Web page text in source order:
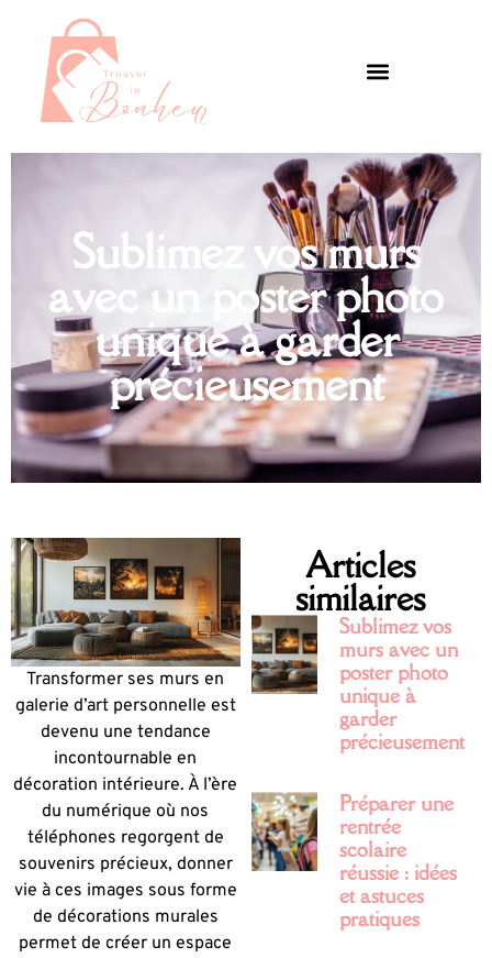
Sublimez vos murs
avec un poster photo
unique à garder
précieusement
Transformer ses murs en
galerie d’art personnelle est
devenu une tendance
incontournable en
décoration intérieure. À l’ère
du numérique où nos
téléphones regorgent de
souvenirs précieux, donner
vie à ces images sous forme
de décorations murales
permet de créer un espace
Articles
similaires
Sublimez vos
murs avec un
poster photo
unique à
garder
précieusement
Préparer une
rentrée
scolaire
réussie : idées
et astuces
pratiques